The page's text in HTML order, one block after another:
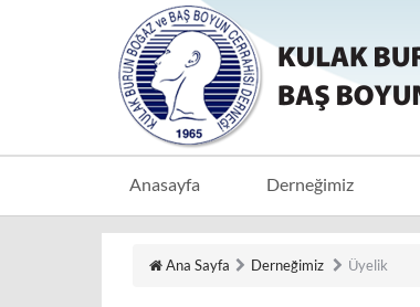
Anasayfa Derneğimiz
Ana Sayfa Derneğimiz Üyelik